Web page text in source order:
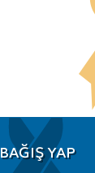
BAĞIŞ YAP